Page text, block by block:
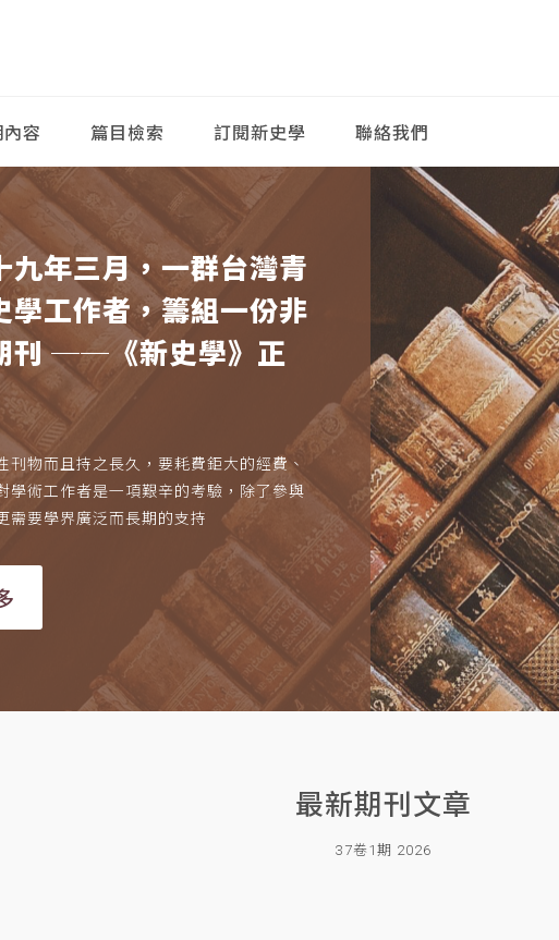
容 篇目檢索 訂閱新史學 聯絡我們
九年三月，一群台灣青
學工作者，籌組一份非
刊 ──《新史學》正
刊物而且持之長久，要耗費鉅大的經費、
學術工作者是一項艱辛的考驗，除了參與
需要學界廣泛而長期的支持
最新期刊文章
37卷1期 2026